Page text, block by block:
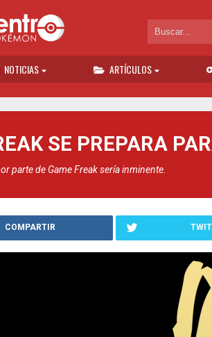
NOTICIAS ARTÍCULOS
SE PREPARA
parte de Game Freak sería inminente.
COMPARTIR